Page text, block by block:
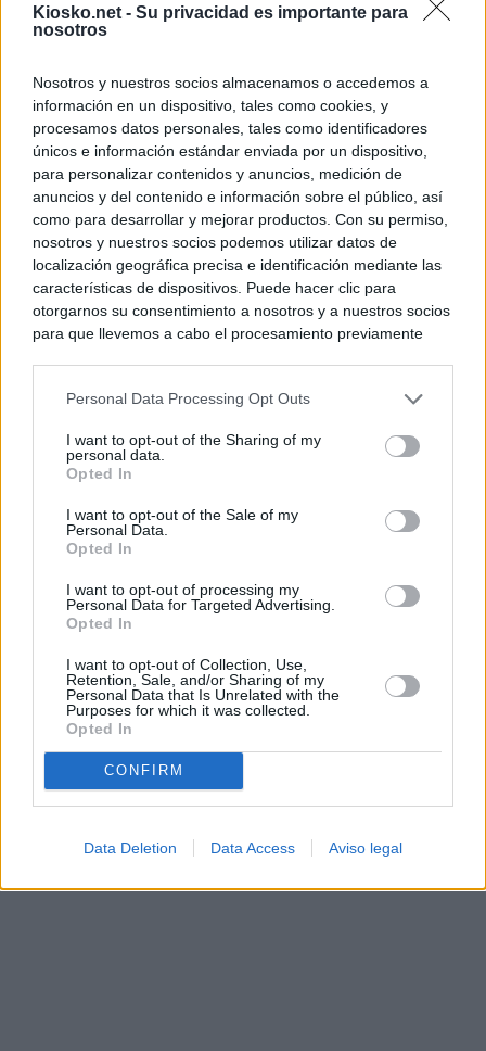
Kiosko.net - Su privacidad es importante para
nosotros
Nosotros y nuestros socios almacenamos o accedemos a
información en un dispositivo, tales como cookies, y
procesamos datos personales, tales como identificadores
únicos e información estándar enviada por un dispositivo,
para personalizar contenidos y anuncios, medición de
anuncios y del contenido e información sobre el público, así
como para desarrollar y mejorar productos. Con su permiso,
nosotros y nuestros socios podemos utilizar datos de
localización geográfica precisa e identificación mediante las
características de dispositivos. Puede hacer clic para
otorgarnos su consentimiento a nosotros y a nuestros socios
para que llevemos a cabo el procesamiento previamente
negar su consentimiento. Tenga en cuenta que algún
de su consentimiento, pero usted tiene el derecho de
rechazar tal procesamiento. Sus preferencias se aplicarán
cualquier momento entrando de nuevo en este sitio web o
visitando nuestra política de privacidad.
Personal Data Processing Opt Outs
I want to opt-out of the Sharing of my
personal data.
Opted In
I want to opt-out of the Sale of my
Personal Data.
Opted In
I want to opt-out of processing my
Personal Data for Targeted Advertising.
Opted In
I want to opt-out of Collection, Use,
Retention, Sale, and/or Sharing of my
Personal Data that Is Unrelated with the
Purposes for which it was collected.
Opted In
CONFIRM
Data Deletion Data Access Aviso legal